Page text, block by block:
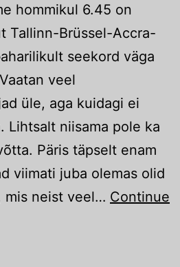
hommikul 6.45 on
Tallinn-Brüssel-Accra-
seekord väga
veel
üle, aga kuidagi ei
Lihtsalt niisama pole ka
Päris täpselt enam
viimati juba olemas olid
mis neist veel… Continue